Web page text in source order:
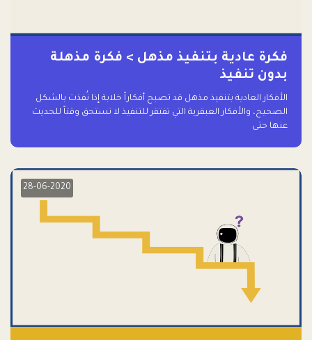
فكرة عادية بتنفيذ مذهل > فكرة مذهلة
بدون تنفيذ
الأفكار العادية بتنفيذ مذهل قد تصبح أفكاراً خلابة إذا نُفذت بالشكل
الصحيح، والأفكار العبقرية التي تفتقر للتنفيذ لا تستحق وقتاً للحديث
عنها حتى
28-06-2020